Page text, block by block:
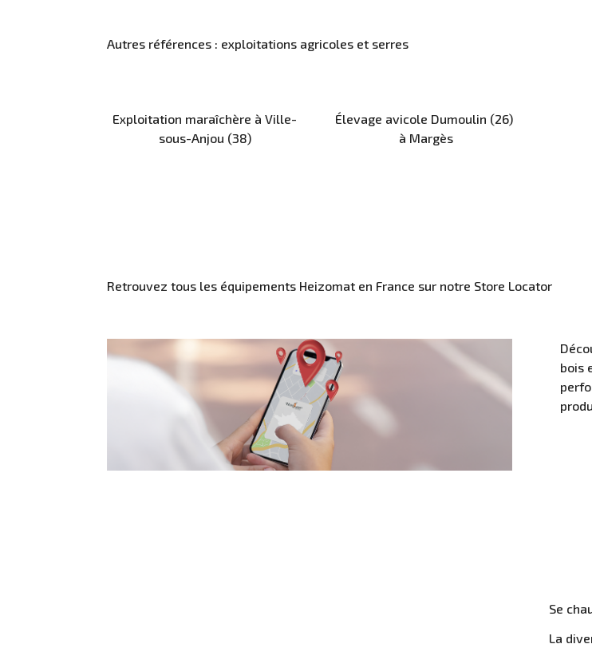
Autres références : exploitations agricoles et serres
Exploitation maraîchère à Ville-
sous-Anjou (38)
Élevage avicole Dumoulin (26)
à Margès
Retrouvez tous les équipements Heizomat en France sur notre Store Locator
bois
Se
La